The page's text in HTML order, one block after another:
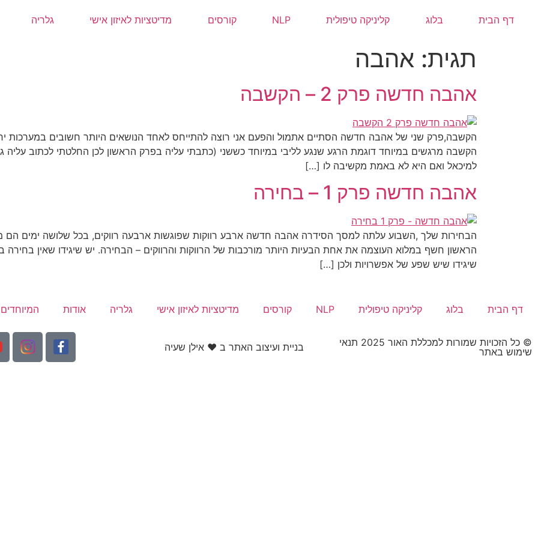
דף הבית
בלוג קליניקה טיפולית NLP קורסים מדיטציות לאיזון אישי גלריה
תגית: אהבה
אהבה חדשה פרק 2 – הקשבה
הקשבה,פרק שני של אהבה חדשה הסתיים אתמול והפעם אני רוצה להתייחס לאחד הנושאים היותר חשובים במערכות
הקשבה מרגשים במיוחד דוגמת הרגע שנגע לליבי במיוחד כששני (כתבתי עליה בפרק הראשון לכן החלטתי לכתוב
למיכאל ואם היא לא באמת מקשיבה לו […]
אהבה חדשה פרק 1 – בחירה
הבחירות שלך ,השבוע עלתה למסך הסידרה אהבה חדשה ארבע רווקות שפוגשות ארבעה רווקים, בכל שלושה ימים הם
הראשון חשף במלוא העוצמה את אחת הבעיות היותר מורכבות של הרווקות והרווקים – הבחירה. יש שיגידו שאין בחירה
שיגידו שיש שפע של אפשרויות ולכן […]
דף הבית בלוג קליניקה טיפולית NLP קורסים מדיטציות לאיזון אישי גלריה אודות
© כל הזכויות שמורות למכללת האור 2025 תנאי
שימוש באתר​
בניית ועיצוב האתר ב ❤ אילן שעיה